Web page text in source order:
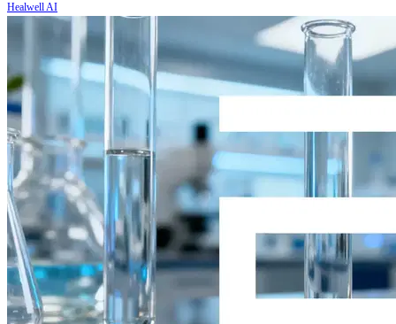
Healwell AI